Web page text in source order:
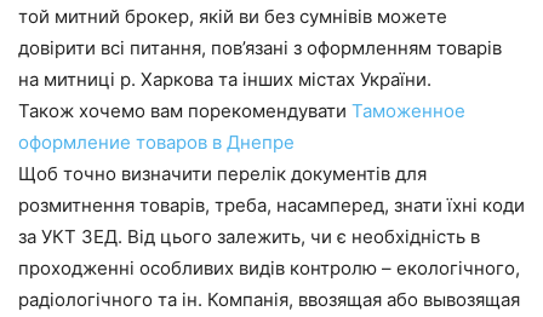
той митний брокер, якій ви без сумнівів можете
довірити всі питання, пов’язані з оформленням товарів
на митниці р. Харкова та інших містах України.
Також хочемо вам порекомендувати Таможенное
оформление товаров в Днепре
Щоб точно визначити перелік документів для
розмитнення товарів, треба, насамперед, знати їхні коди
за УКТ ЗЕД. Від цього залежить, чи є необхідність в
проходженні особливих видів контролю – екологічного,
радіологічного та ін. Компанія, ввозящая або вывозящая